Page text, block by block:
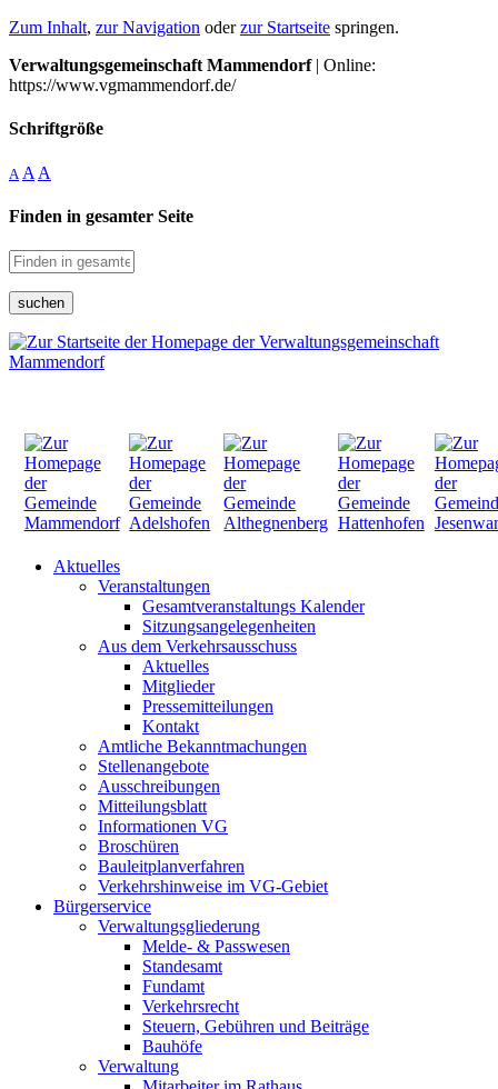
Zum Inhalt, zur Navigation oderzur Startseite springen.
Verwaltungsgemeinschaft Mammendorf| Online:
https://www.vgmammendorf.de/
Schriftgröße
A A A
Finden in gesamter Seite
suchen
Aktuelles
Veranstaltungen
Gesamtveranstaltungs Kalender
Sitzungsangelegenheiten
Aus dem Verkehrsausschuss
Aktuelles
Mitglieder
Pressemitteilungen
Kontakt
Amtliche Bekanntmachungen
Stellenangebote
Ausschreibungen
Mitteilungsblatt
Informationen VG
Broschüren
Bauleitplanverfahren
Verkehrshinweise im VG-Gebiet
Bürgerservice
Verwaltungsgliederung
Melde- & Passwesen
Standesamt
Fundamt
Verkehrsrecht
Steuern, Gebühren und Beiträge
Bauhöfe
Verwaltung